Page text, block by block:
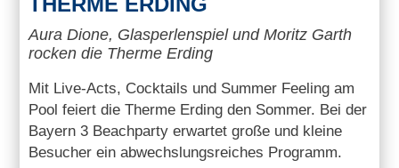
Aura Dione, Glasperlenspiel und Moritz Garth
rocken die Therme Erding
Mit Live-Acts, Cocktails und Summer Feeling am
Pool feiert die Therme Erding den Sommer. Bei der
Bayern 3 Beachparty erwartet große und kleine
Besucher ein abwechslungsreiches Programm.